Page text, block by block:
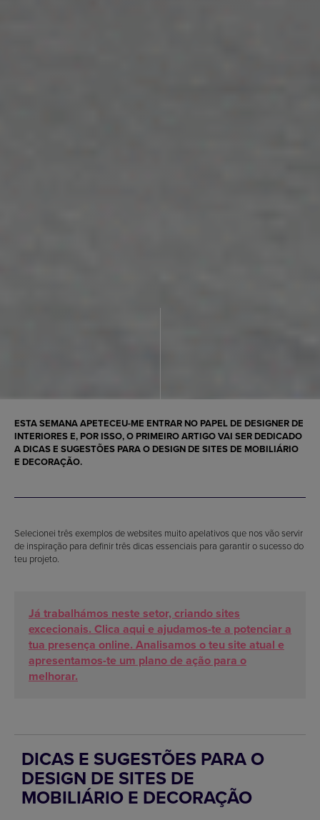
ESTA SEMANA APETECEU-ME ENTRAR NO PAPEL DE DESIGNER DE
INTERIORES E, POR ISSO, O PRIMEIRO ARTIGO VAI SER DEDICADO
A DICAS E SUGESTÕES PARA O DESIGN DE SITES DE MOBILIÁRIO
E DECORAÇÃO.
Selecionei três exemplos de websites muito apelativos que nos vão servir
de inspiração para definir três dicas essenciais para garantir o sucesso do
teu projeto.
Já trabalhámos neste setor, criando sites
excecionais. Clica aqui e ajudamos-te a potenciar a
tua presença online. Analisamos o teu site atual e
apresentamos-te um plano de ação para o
melhorar.
DICAS E SUGESTÕES PARA O
DESIGN DE SITES DE
MOBILIÁRIO E DECORAÇÃO